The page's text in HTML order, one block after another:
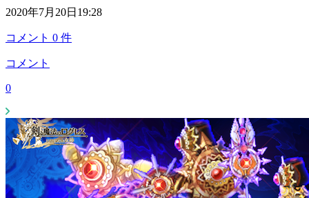
2020年7月20日19:28
コメント 0 件
コメント
0